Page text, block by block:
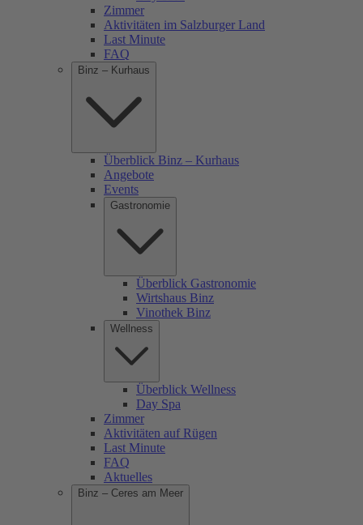
Zimmer
Aktivitäten im Salzburger Land
Last Minute
FAQ
Binz – Kurhaus
Überblick Binz – Kurhaus
Angebote
Events
Gastronomie
Überblick Gastronomie
Wirtshaus Binz
Vinothek Binz
Wellness
Überblick Wellness
Day Spa
Zimmer
Aktivitäten auf Rügen
Last Minute
FAQ
Aktuelles
Binz – Ceres am Meer